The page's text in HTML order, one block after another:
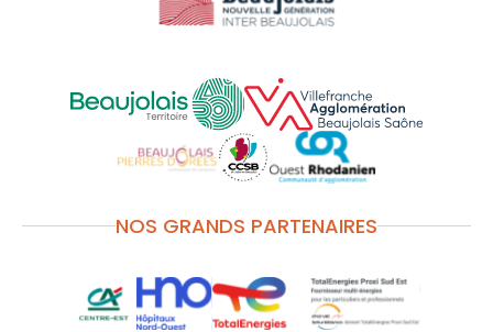
NOS GRANDS PARTENAIRES